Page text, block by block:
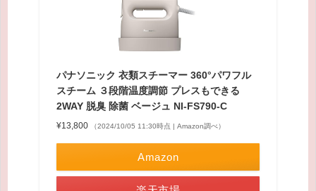
パナソニック 衣類スチーマー 360°パワフル
スチーム ３段階温度調節 プレスもできる
2WAY 脱臭 除菌 ベージュ NI-FS790-C
¥13,800 （2024/10/05 11:30時点 | Amazon調べ）
Amazon